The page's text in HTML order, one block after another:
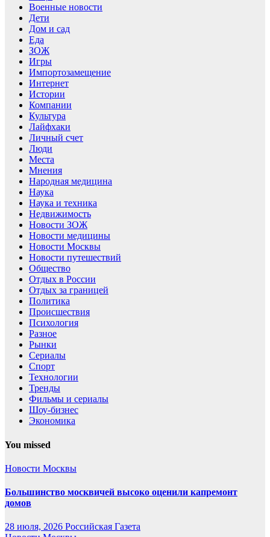
Военные новости
Дети
Дом и сад
Еда
ЗОЖ
Игры
Импортозамещение
Интернет
Истории
Компании
Культура
Лайфхаки
Личный счет
Люди
Места
Мнения
Народная медицина
Наука
Наука и техника
Недвижимость
Новости ЗОЖ
Новости медицины
Новости Москвы
Новости путешествий
Общество
Отдых в России
Отдых за границей
Политика
Происшествия
Психология
Разное
Рынки
Сериалы
Спорт
Технологии
Тренды
Фильмы и сериалы
Шоу-бизнес
Экономика
You missed
Новости Москвы
Большинство москвичей высоко оценили капремонт
домов
28 июля, 2026 Российская Газета